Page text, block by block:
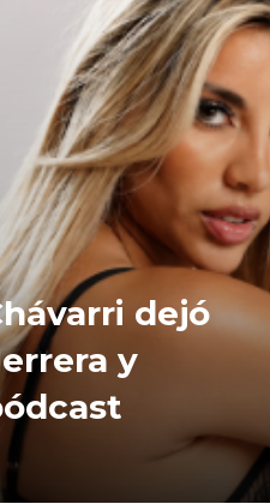
dejó
y